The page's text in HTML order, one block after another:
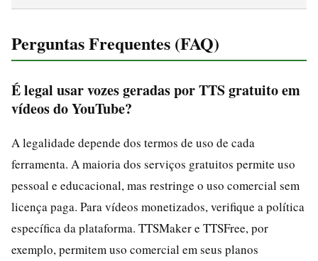
Perguntas Frequentes (FAQ)
É legal usar vozes geradas por TTS gratuito em
vídeos do YouTube?
A legalidade depende dos termos de uso de cada
ferramenta. A maioria dos serviços gratuitos permite uso
pessoal e educacional, mas restringe o uso comercial sem
licença paga. Para vídeos monetizados, verifique a política
específica da plataforma. TTSMaker e TTSFree, por
exemplo, permitem uso comercial em seus planos